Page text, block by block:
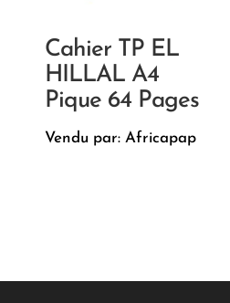
Cahier TP EL
HILLAL A4
Pique 64 Pages
Vendu par: Africapap